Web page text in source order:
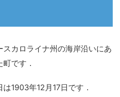
スカロライナ州の海岸沿いにあ
です．
1903年12月17日です．